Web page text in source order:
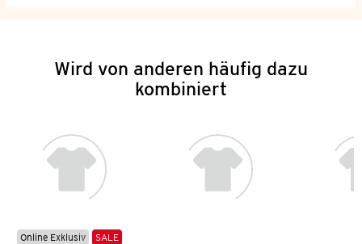
Wird von anderen häufig dazu
kombiniert
Online Exklusiv
SALE